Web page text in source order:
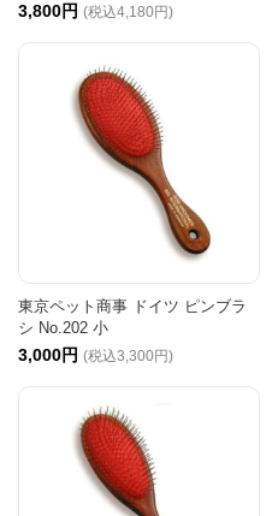
3,800円 (税込4,180円)
東京ペット商事 ドイツ ピンブラ
シ No.202 小
3,000円 (税込3,300円)